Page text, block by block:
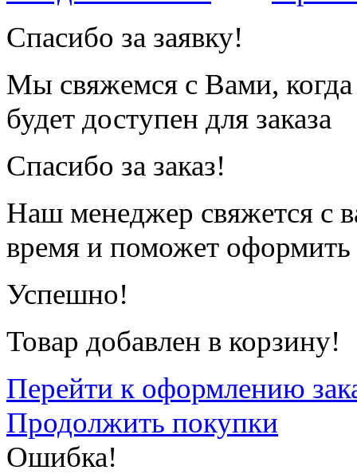
Спасибо за заявку!
Мы свяжемся с Вами, когда
будет доступен для заказа
Спасибо за заказ!
Наш менеджер свяжется с
время и поможет оформить
Успешно!
Товар добавлен в корзину!
Перейти к оформлению
Продолжить покупки
Ошибка!